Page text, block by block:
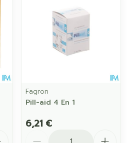
Fagron
Pill-aid 4 En 1
6,21 €